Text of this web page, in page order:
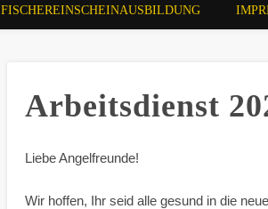
FISCHEREINSCHEINAUSBILDUNG
Arbeitsdienst
Liebe Angelfreunde!
Wir hoffen, Ihr seid alle gesund in die